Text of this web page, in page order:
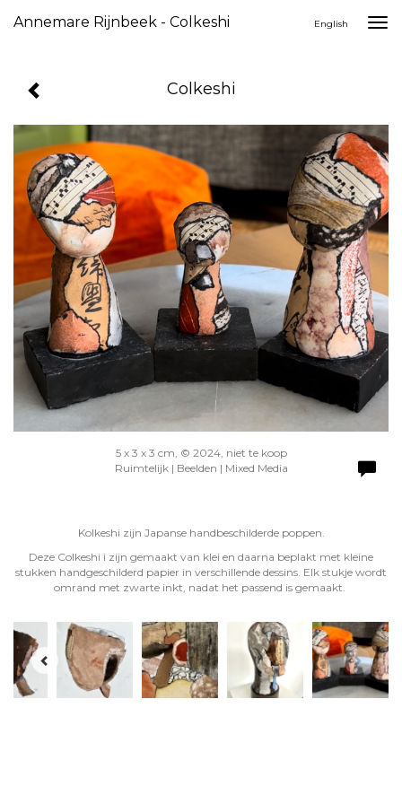
Annemare Rijnbeek - Colkeshi English
Colkeshi
5 x 3 x 3 cm, © 2024, niet te koop
Ruimtelijk | Beelden | Mixed Media
Kolkeshi zijn Japanse handbeschilderde poppen.
Deze Colkeshi i zijn gemaakt van klei en daarna beplakt met kleine
stukken handgeschilderd papier in verschillende dessins. Elk stukje wordt
omrand met zwarte inkt, nadat het passend is gemaakt.